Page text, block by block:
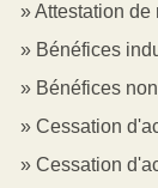
Attestation de
Bénéfices
Bénéfices
Cessation
Cessation